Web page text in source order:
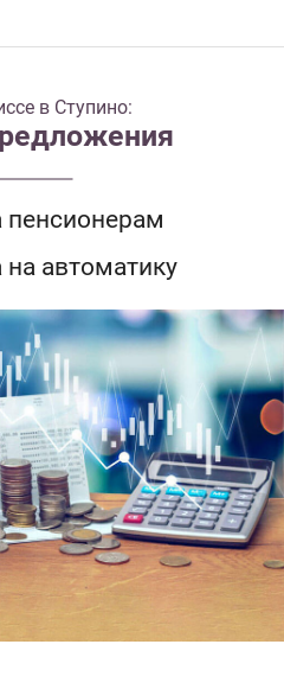
в Ступино:
пенсионерам
на автоматику